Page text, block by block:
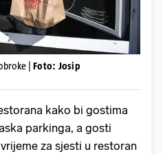
| Foto: Josip
kako bi gostima
parkinga, a gosti
za sjesti u restoran